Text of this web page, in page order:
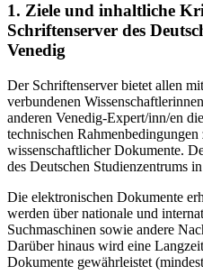
1. Ziele und inhaltliche
Schriftenserver des
Venedig
Der Schriftenserver bietet allen
verbundenen
anderen Venedig-Expert/inn/en
technischen
wissenschaftlicher Dokumente.
des Deutschen Studienzentrums
Die elektronischen Dokumente
werden über nationale und
Suchmaschinen sowie andere
Darüber hinaus wird eine
Dokumente gewährleistet